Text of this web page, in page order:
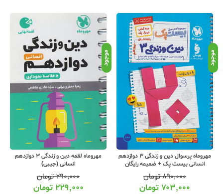
موجود
مهروماه پرسوال دین و زندگی 3 دوازدهم
انسانی بیست پک + ضمیمه رایگان
۸۹۰,۰۰۰تومان
۷۰۳,۰۰۰ تومان
موجود
مهروماه لقمه دین و زندگی 3 دوازدهم
انسانی (جیبی)
۲۹۰,۰۰۰تومان
۲۲۹,۰۰۰ تومان